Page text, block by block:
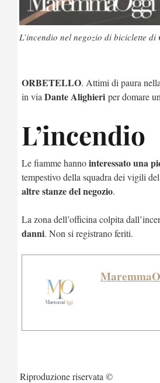
L’incendio nel negozio di biciclette di
ORBETELLO. Attimi di paura
in via Dante Alighieri per domare
L’incendio
Le fiamme hannointeressato una
tempestivo della squadra dei vigili
altre stanze del negozio.
La zona dell’officina colpita
danni. Non si registrano feriti.
Riproduzione riservata ©